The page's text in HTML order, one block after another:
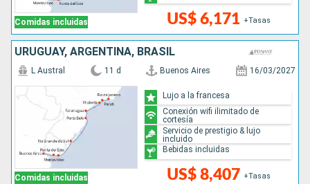
Comidas incluidas US$ 6,171 +Tasas
URUGUAY, ARGENTINA, BRASIL
Comidas incluidas
L Austral 11 d Buenos Aires 16/03/2027
US$ 8,407 +Tasas
Lujo a la francesa
Conexión wifi ilimitado de
cortesía
Servicio de prestigio & lujo
incluido
Bebidas incluidas